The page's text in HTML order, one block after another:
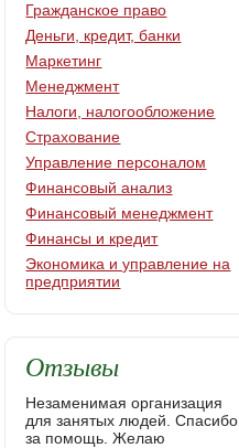
Гражданское право
Деньги, кредит, банки
Маркетинг
Менеджмент
Налоги, налогообложение
Страхование
Управление персоналом
Финансовый анализ
Финансовый менеджмент
Финансы и кредит
Экономика и управление на
предприятии
Отзывы
Незаменимая организация
для занятых людей. Спасибо
за помощь. Желаю